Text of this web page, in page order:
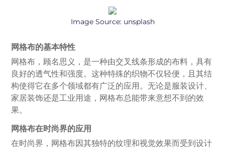
Image Source: unsplash
网格布的基本特性
网格布，顾名思义，是一种由交叉线条形成的布料，具有
良好的透气性和强度。这种特殊的织物不仅轻便，且其结
构使得它在多个领域都有广泛的应用。无论是服装设计、
家居装饰还是工业用途，网格布总能带来意想不到的效
果。
网格布在时尚界的应用
在时尚界，网格布因其独特的纹理和视觉效果而受到设计